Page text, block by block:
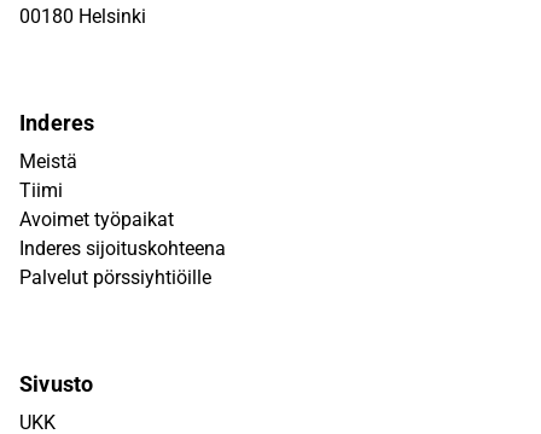
00180 Helsinki
Inderes
Meistä
Tiimi
Avoimet työpaikat
Inderes sijoituskohteena
Palvelut pörssiyhtiöille
Sivusto
UKK